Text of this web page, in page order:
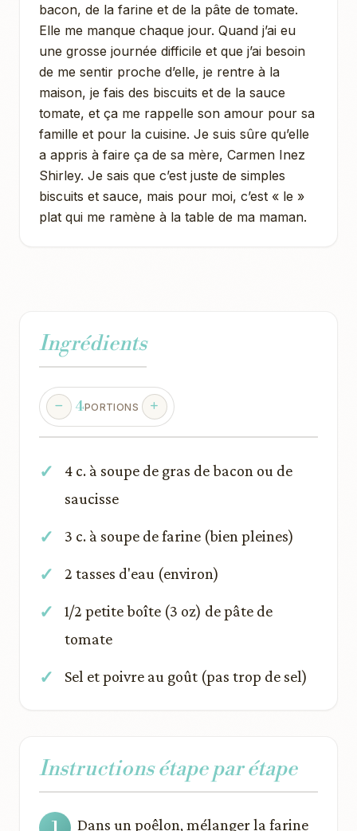
bacon, de la farine et de la pâte de tomate.
Elle me manque chaque jour. Quand j’ai eu
une grosse journée difficile et que j’ai besoin
de me sentir proche d’elle, je rentre à la
maison, je fais des biscuits et de la sauce
tomate, et ça me rappelle son amour pour sa
famille et pour la cuisine. Je suis sûre qu’elle
a appris à faire ça de sa mère, Carmen Inez
Shirley. Je sais que c’est juste de simples
biscuits et sauce, mais pour moi, c’est « le »
plat qui me ramène à la table de ma maman.
Ingrédients
4PORTIONS
4 c. à soupe de gras de bacon ou de
saucisse
3 c. à soupe de farine (bien pleines)
2 tasses d'eau (environ)
1/2 petite boîte (3 oz) de pâte de
tomate
Sel et poivre au goût (pas trop de sel)
Instructions étape par étape
Dans un poêlon, mélanger la farine